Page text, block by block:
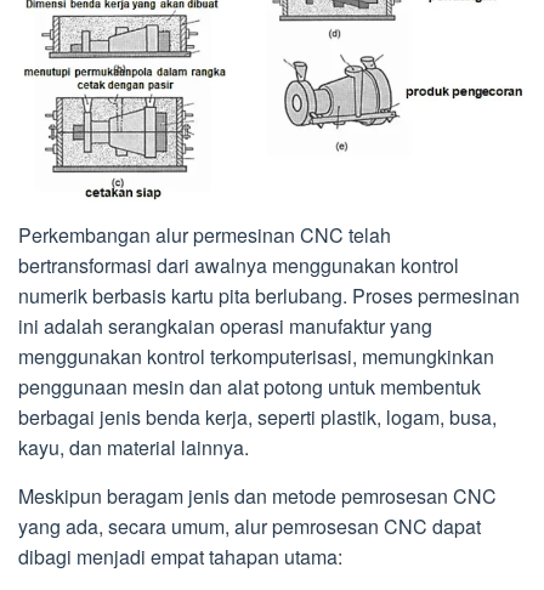
Perkembangan alur permesinan CNC telah
bertransformasi dari awalnya menggunakan kontrol
numerik berbasis kartu pita berlubang. Proses permesinan
ini adalah serangkaian operasi manufaktur yang
menggunakan kontrol terkomputerisasi, memungkinkan
penggunaan mesin dan alat potong untuk membentuk
berbagai jenis benda kerja, seperti plastik, logam, busa,
kayu, dan material lainnya.
Meskipun beragam jenis dan metode pemrosesan CNC
yang ada, secara umum, alur pemrosesan CNC dapat
dibagi menjadi empat tahapan utama: